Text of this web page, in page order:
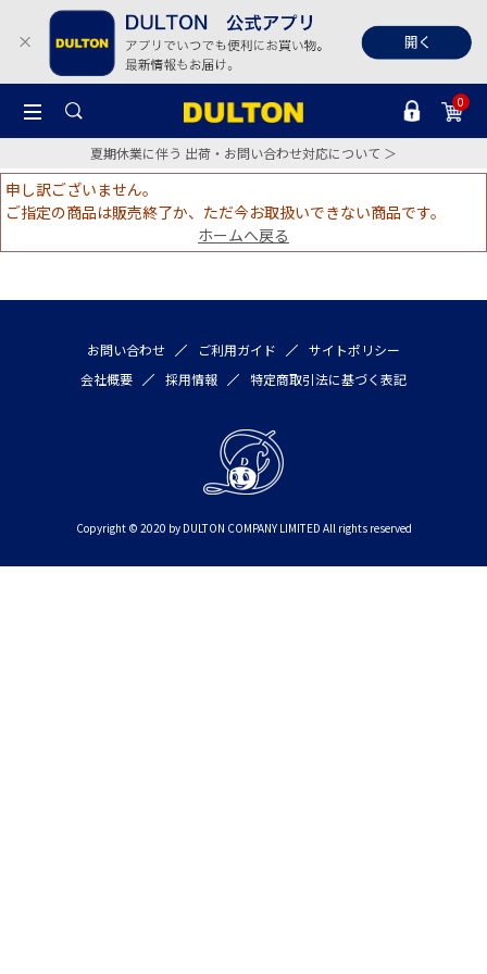
0
夏期休業に伴う 出荷・お問い合わせ対応について ＞
申し訳ございません。
ご指定の商品は販売終了か、ただ今お取扱いできない商品です。
ホームへ戻る
お問い合わせ ご利用ガイド
サイトポリシー
会社概要
採用情報 特定商取引法に基づく表記
Copyright © 2020 by DULTON COMPANY LIMITED All rights reserved